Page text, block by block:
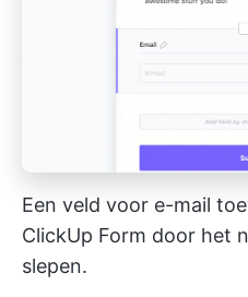
Een veld voor e-mail
ClickUp Form door het
slepen.